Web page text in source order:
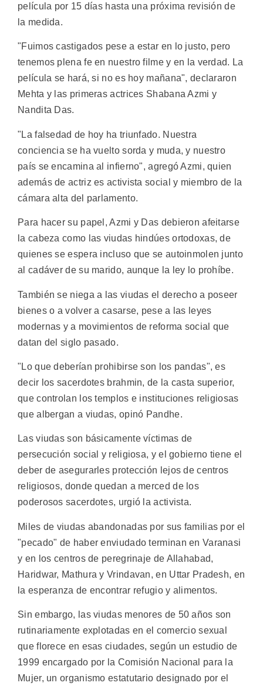
película por 15 días hasta una próxima revisión de
la medida.
"Fuimos castigados pese a estar en lo justo, pero
tenemos plena fe en nuestro filme y en la verdad. La
película se hará, si no es hoy mañana", declararon
Mehta y las primeras actrices Shabana Azmi y
Nandita Das.
"La falsedad de hoy ha triunfado. Nuestra
conciencia se ha vuelto sorda y muda, y nuestro
país se encamina al infierno", agregó Azmi, quien
además de actriz es activista social y miembro de la
cámara alta del parlamento.
Para hacer su papel, Azmi y Das debieron afeitarse
la cabeza como las viudas hindúes ortodoxas, de
quienes se espera incluso que se autoinmolen junto
al cadáver de su marido, aunque la ley lo prohíbe.
También se niega a las viudas el derecho a poseer
bienes o a volver a casarse, pese a las leyes
modernas y a movimientos de reforma social que
datan del siglo pasado.
"Lo que deberían prohibirse son los pandas", es
decir los sacerdotes brahmin, de la casta superior,
que controlan los templos e instituciones religiosas
que albergan a viudas, opinó Pandhe.
Las viudas son básicamente víctimas de
persecución social y religiosa, y el gobierno tiene el
deber de asegurarles protección lejos de centros
religiosos, donde quedan a merced de los
poderosos sacerdotes, urgió la activista.
Miles de viudas abandonadas por sus familias por el
"pecado" de haber enviudado terminan en Varanasi
y en los centros de peregrinaje de Allahabad,
Haridwar, Mathura y Vrindavan, en Uttar Pradesh, en
la esperanza de encontrar refugio y alimentos.
Sin embargo, las viudas menores de 50 años son
rutinariamente explotadas en el comercio sexual
que florece en esas ciudades, según un estudio de
1999 encargado por la Comisión Nacional para la
Mujer, un organismo estatutario designado por el